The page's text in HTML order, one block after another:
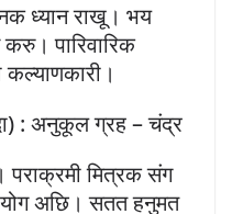
ध्यान राखू। भय
पारिवारिक
: अनुकूल ग्रह – चंद्र
मित्रक संग
अछि। सतत हनुमत